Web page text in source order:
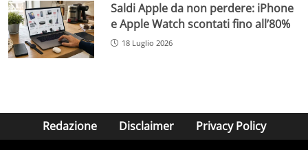
Saldi Apple da non perdere: iPhone
e Apple Watch scontati fino all’80%
18 Luglio 2026
Redazione Disclaimer Privacy Policy